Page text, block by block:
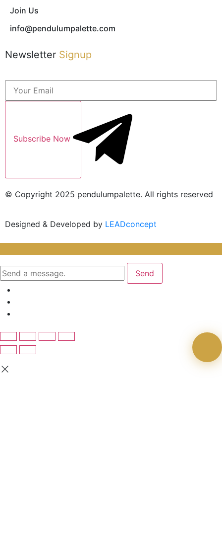
Join Us
info@pendulumpalette.com
Newsletter Signup
Subscribe Now
© Copyright 2025 pendulumpalette. All rights reserved
Designed & Developed by LEADconcept
Send